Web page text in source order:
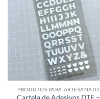
variantes.
As
opções
podem
ser
escolhidas
na
página
do
PRODUTOS PARA ARTESANATO